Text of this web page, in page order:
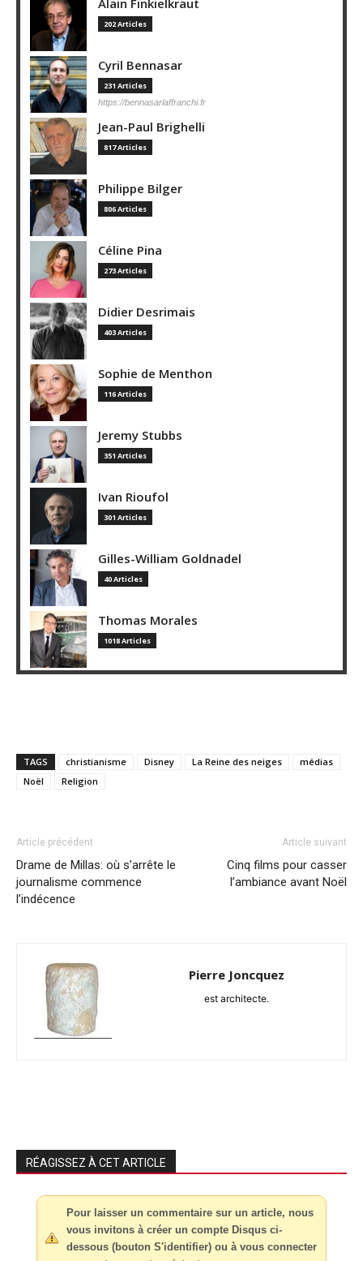
Alain Finkielkraut
202 Articles
Cyril Bennasar
231 Articles
https://bennasarlaffranchi.fr
Jean-Paul Brighelli
817 Articles
Philippe Bilger
806 Articles
Céline Pina
273 Articles
Didier Desrimais
403 Articles
Sophie de Menthon
116 Articles
Jeremy Stubbs
351 Articles
Ivan Rioufol
301 Articles
Gilles-William Goldnadel
40 Articles
Thomas Morales
1018 Articles
TAGS christianisme Disney La Reine des neiges
médias
Noël
Religion
Article précédent
Drame de Millas: où s’arrête le
journalisme commence
l’indécence
Article suivant
Cinq films pour casser
l’ambiance avant Noël
Pierre Joncquez
est architecte.
RÉAGISSEZ À CET ARTICLE
Pour laisser un commentaire sur un article, nous
vous invitons à créer un compte Disqus ci-
dessous (bouton S'identifier) ou à vous connecter